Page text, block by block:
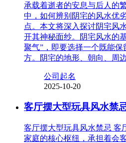
承载着逝者的安息与后人的
中，如何辨别阴宅的风水优
点。本文将深入探讨阴宅风
开其神秘面纱。阴宅风水的
聚气”，即要选择一个既能
方。阴宅的地形、朝向、周
公司起名
2025-10-20
客厅摆大型玩具风水禁
客厅摆大型玩具风水禁忌 客
家庭的核心枢纽，承担着会